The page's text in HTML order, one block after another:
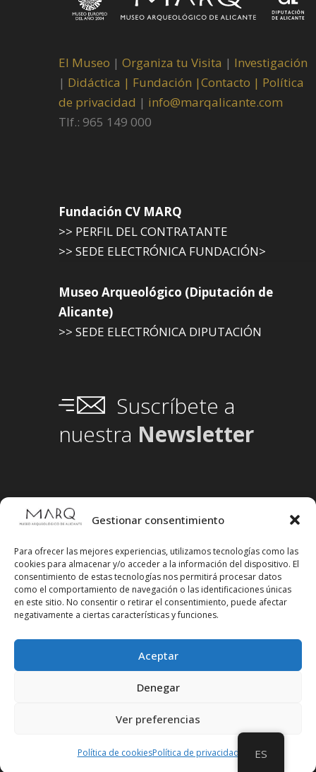
Gestionar consentimiento
Para ofrecer las mejores experiencias, utilizamos tecnologías como las
cookies para almacenar y/o acceder a la información del dispositivo. El
consentimiento de estas tecnologías nos permitirá procesar datos
como el comportamiento de navegación o las identificaciones únicas
en este sitio. No consentir o retirar el consentimiento, puede afectar
negativamente a ciertas características y funciones.
Aceptar
Denegar
Ver preferencias
Política de cookiesPolítica de privacidad
El Museo | Organiza tu Visita | Investigación
| Didáctica | Fundación |Contacto | Política
de privacidad | info@marqalicante.com
Tlf.: 965 149 000
Fundación CV MARQ
>> PERFIL DEL CONTRATANTE
>> SEDE ELECTRÓNICA FUNDACIÓN>
Museo Arqueológico (Diputación de
Alicante)
>> SEDE ELECTRÓNICA DIPUTACIÓN
Suscríbete a
nuestra Newsletter
Síguenos en redes sociales
ES